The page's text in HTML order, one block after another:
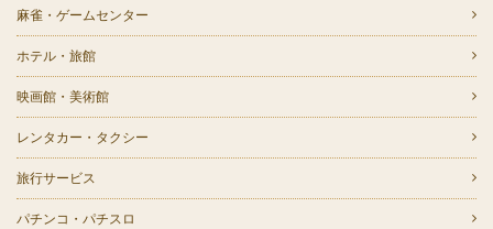
麻雀・ゲームセンター
ホテル・旅館
映画館・美術館
レンタカー・タクシー
旅行サービス
パチンコ・パチスロ